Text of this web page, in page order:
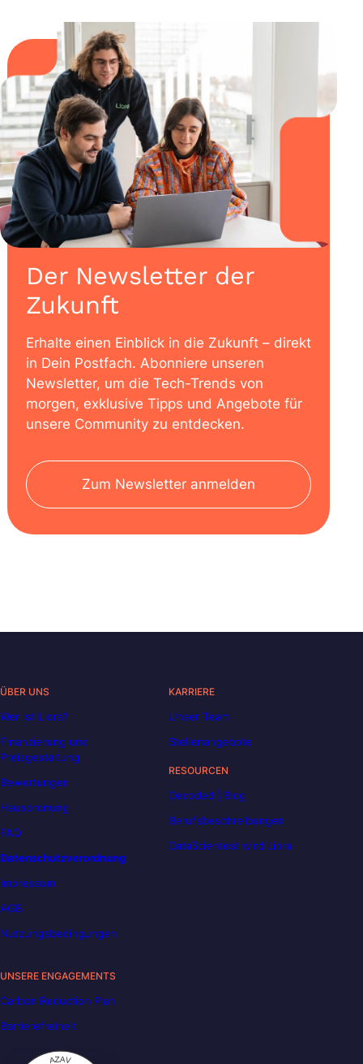
Der Newsletter der
Zukunft
Erhalte einen Einblick in die Zukunft – direkt
in Dein Postfach. Abonniere unseren
Newsletter, um die Tech-Trends von
morgen, exklusive Tipps und Angebote für
unsere Community zu entdecken.
Zum Newsletter anmelden
ÜBER UNS
Wer ist Liora?
Finanzierung und
Preisgestaltung
Bewertungen
Hausordnung
FAQ
Datenschutzverordnung
Impressum
AGB
Nutzungsbedingungen
KARRIERE
Unser Team
Stellenangebote
RESOURCEN
Decoded | Blog
Berufsbeschreibungen
DataScientest wird Liora
UNSERE ENGAGEMENTS
Carbon Reduction Plan
Barrierefreiheit